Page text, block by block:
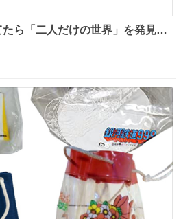
ら「二人だけの世界」を発見し